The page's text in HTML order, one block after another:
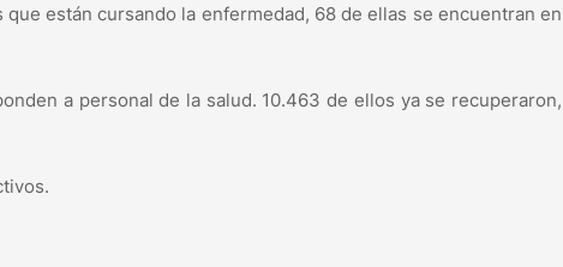
están cursando la enfermedad, 68 de ellas se encuentran en
a personal de la salud. 10.463 de ellos ya se recuperaron,